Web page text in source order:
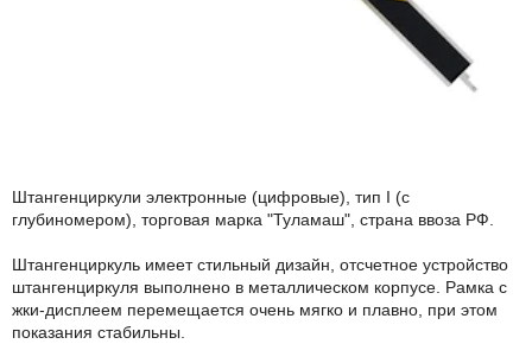
Штангенциркули электронные (цифровые), тип I (с
глубиномером), торговая марка "Туламаш", страна ввоза РФ.
Штангенциркуль имеет стильный дизайн, отсчетное устройство
штангенциркуля выполнено в металлическом корпусе. Рамка с
жки-дисплеем перемещается очень мягко и плавно, при этом
показания стабильны.